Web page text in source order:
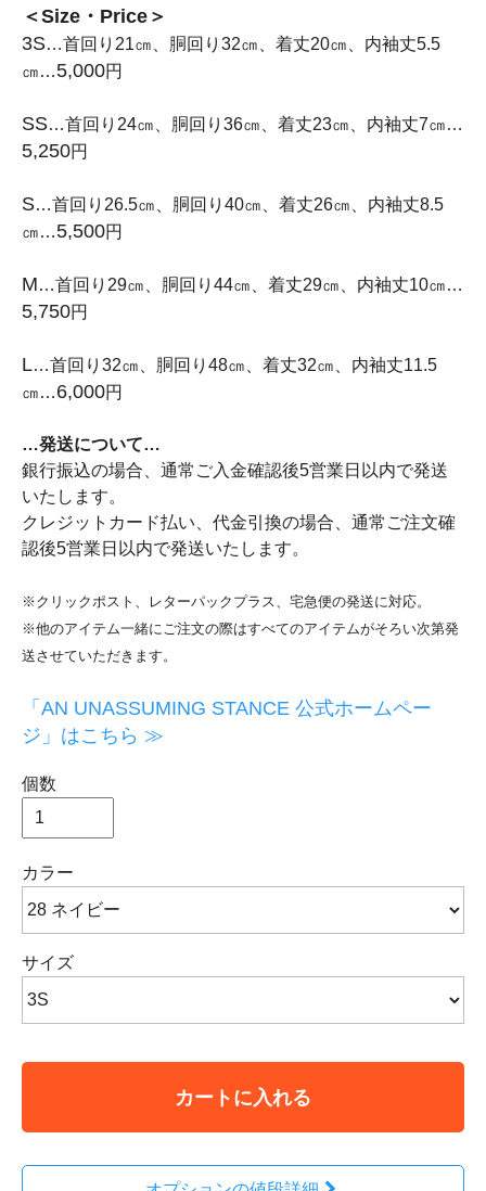
＜Size・Price＞
3S…首回り21㎝、胴回り32㎝、着丈20㎝、内袖丈5.5
㎝…5,000円
SS…首回り24㎝、胴回り36㎝、着丈23㎝、内袖丈7㎝…
5,250円
S…首回り26.5㎝、胴回り40㎝、着丈26㎝、内袖丈8.5
㎝…5,500円
M…首回り29㎝、胴回り44㎝、着丈29㎝、内袖丈10㎝…
5,750円
L…首回り32㎝、胴回り48㎝、着丈32㎝、内袖丈11.5
㎝…6,000円
…発送について…
銀行振込の場合、通常ご入金確認後5営業日以内で発送
いたします。
クレジットカード払い、代金引換の場合、通常ご注文確
認後5営業日以内で発送いたします。
※クリックポスト、レターパックプラス、宅急便の発送に対応。
※他のアイテム一緒にご注文の際はすべてのアイテムがそろい次第発
送させていただきます。
「AN UNASSUMING STANCE 公式ホームペー
ジ」はこちら ≫
個数
カラー
サイズ
カートに入れる